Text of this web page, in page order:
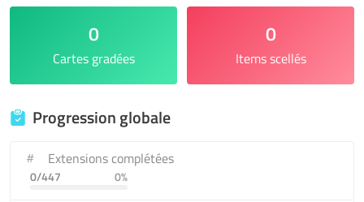
Cartes gradées
0
Items scellés
0
Progression globale
Extensions complétées
0/447 0%